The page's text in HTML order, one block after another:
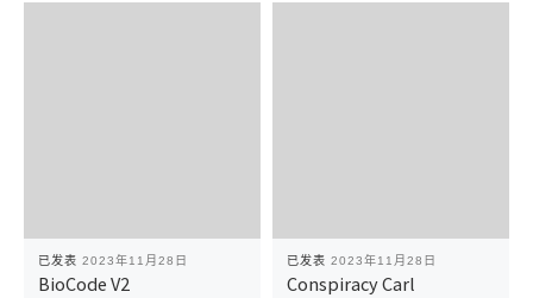
已发表 2023年11月28日
BioCode V2
已发表 2023年11月28日
Conspiracy Carl